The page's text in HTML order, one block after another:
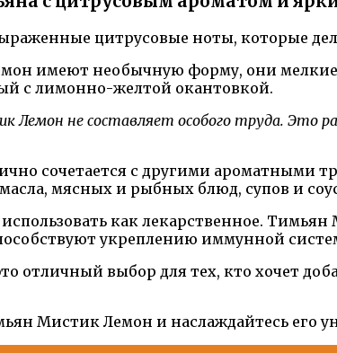
цитрусовые ноты, которые
имеют необычную форму, они мелкие
с лимонно-желтой окантовкой.
Лемон не составляет особого труда. Это
сочетается с другими ароматными
мясных и рыбных блюд, супов и
как лекарственное.
укреплению иммунной
отличный выбор для тех, кто хочет
Мистик Лемон и наслаждайтесь его